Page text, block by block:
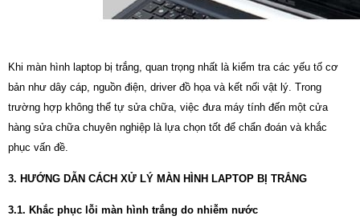
Khi màn hình laptop bị trắng, quan trọng nhất là kiểm tra các yếu tố cơ
bản như dây cáp, nguồn điện, driver đồ họa và kết nối vật lý. Trong
trường hợp không thể tự sửa chữa, việc đưa máy tính đến một cửa
hàng sửa chữa chuyên nghiệp là lựa chọn tốt để chẩn đoán và khắc
phục vấn đề.
3. HƯỚNG DẪN CÁCH XỬ LÝ MÀN HÌNH LAPTOP BỊ TRẮNG
3.1. Khắc phục lỗi màn hình trắng do nhiễm nước